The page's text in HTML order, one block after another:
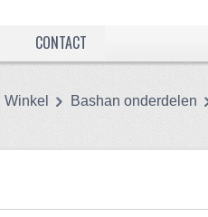
CONTACT
Winkel Bashan onderdelen